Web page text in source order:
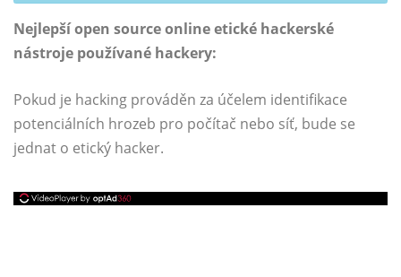
Nejlepší open source online etické hackerské
nástroje používané hackery:
Pokud je hacking prováděn za účelem identifikace
potenciálních hrozeb pro počítač nebo síť, bude se
jednat o etický hacker.